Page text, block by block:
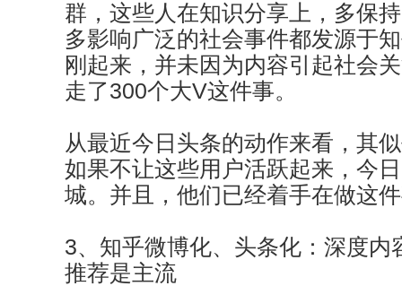
群，这些人在知识分享上，多保
多影响广泛的社会事件都发源于
刚起来，并未因为内容引起社会
走了300个大V这件事。
从最近今日头条的动作来看，其
如果不让这些用户活跃起来，今
城。并且，他们已经着手在做这
3、知乎微博化、头条化：深度内
推荐是主流